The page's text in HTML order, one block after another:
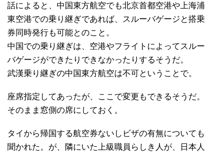
話によると、中国東方航空でも北京首都空港や上海浦
東空港での乗り継ぎであれば、スルーバゲージと搭乗
券同時発行も可能とのこと。
中国での乗り継ぎは、空港やフライトによってスルー
バゲージができたりできなかったりするそうだ。
武漢乗り継ぎの中国東方航空は不可ということで。
座席指定してあったが、ここで変更もできるそうだ。
そのまま窓側の席にしておく。
タイから帰国する航空券ないしビザの有無についても
聞かれた。が、隣にいた上級職員らしき人が、日本人